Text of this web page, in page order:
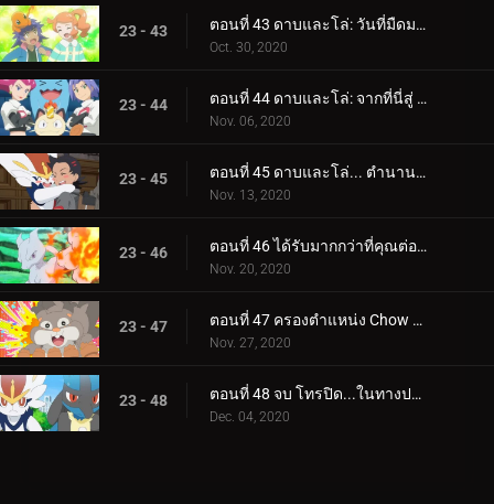
23 - 43 ตอนที่ 43 ดาบและโล่: วันที่มืดมนที่สุด!
Oct. 30, 2020
23 - 44 ตอนที่ 44 ดาบและโล่: จากที่นี่สู่ Eternatus!
Nov. 06, 2020
23 - 45 ตอนที่ 45 ดาบและโล่... ตำนานตื่นขึ้น!
Nov. 13, 2020
23 - 46 ตอนที่ 46 ได้รับมากกว่าที่คุณต่อสู้เพื่อ!
Nov. 20, 2020
23 - 47 ตอนที่ 47 ครองตำแหน่ง Chow Crusher!
Nov. 27, 2020
23 - 48 ตอนที่ 48 จบ โทรปิด...ในทางปฏิบัติ!
Dec. 04, 2020